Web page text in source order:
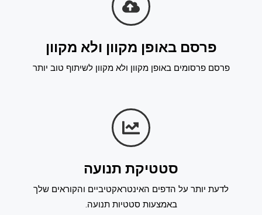
פרסם באופן מקוון ולא מקוון
פרסם פרסומים באופן מקוון ולא מקוון לשיתוף טוב יותר
סטטיקת תנועה
לדעת יותר על הדפים האינטראקטיביים והקוראים שלך
באמצעות סטטיות תנועה.